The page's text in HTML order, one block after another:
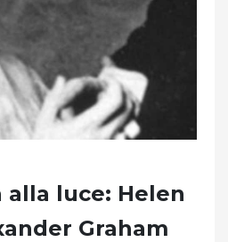
alla luce: Helen
Graham